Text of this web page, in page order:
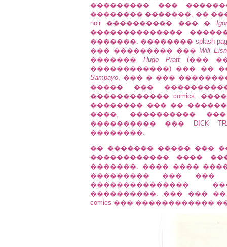
��������� ���
�������� �������, ��
noir ���������� ��� �
��������������
�������. �������� splash
��� ��������� ��� Will
������� Hugo Pratt (���
������������) ��� ��
Sampayo, ��� � ���
����� ���
������������ comics.
�������� ��� ��
����, ����������
���������� ��� DICK
��������.
�� ������� ����� ���
������������ ����
�������. ���� ����
��������� ��� ���
���������������
����������. ��� ���
comics ��� ������������